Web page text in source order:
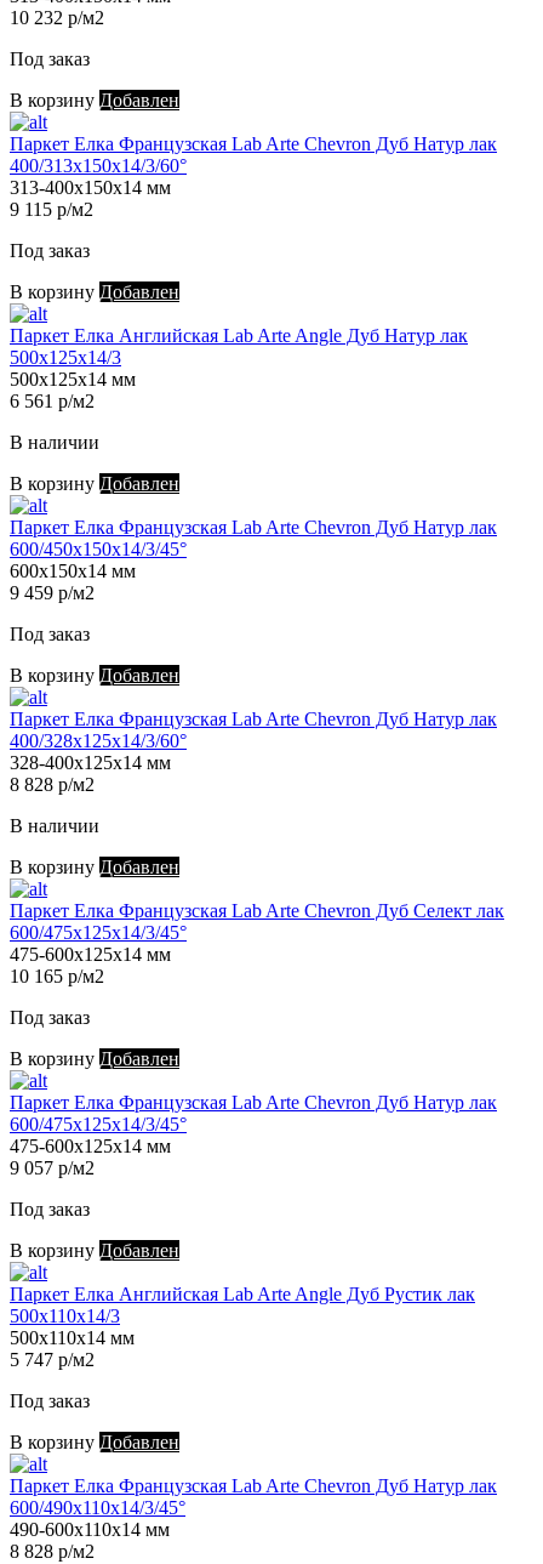
10 232 р/м2
Под заказ
В корзину Добавлен
Паркет Елка Французская Lab Arte Chevron Дуб Натур лак
400/313х150х14/3/60°
313-400х150х14 мм
9 115 р/м2
Под заказ
В корзину Добавлен
Паркет Елка Английская Lab Arte Angle Дуб Натур лак
500х125х14/3
500х125х14 мм
6 561 р/м2
В наличии
В корзину Добавлен
Паркет Елка Французская Lab Arte Chevron Дуб Натур лак
600/450х150х14/3/45°
600х150х14 мм
9 459 р/м2
Под заказ
В корзину Добавлен
Паркет Елка Французская Lab Arte Chevron Дуб Натур лак
400/328х125х14/3/60°
328-400х125х14 мм
8 828 р/м2
В наличии
В корзину Добавлен
Паркет Елка Французская Lab Arte Chevron Дуб Селект лак
600/475х125х14/3/45°
475-600х125х14 мм
10 165 р/м2
Под заказ
В корзину Добавлен
Паркет Елка Французская Lab Arte Chevron Дуб Натур лак
600/475х125х14/3/45°
475-600х125х14 мм
9 057 р/м2
Под заказ
В корзину Добавлен
Паркет Елка Английская Lab Arte Angle Дуб Рустик лак
500х110х14/3
500х110х14 мм
5 747 р/м2
Под заказ
В корзину Добавлен
Паркет Елка Французская Lab Arte Chevron Дуб Натур лак
600/490х110х14/3/45°
490-600х110х14 мм
8 828 р/м2